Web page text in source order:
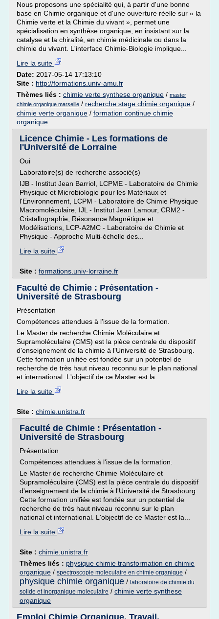
Nous proposons une spécialité qui, à partir d'une bonne
base en Chimie organique et d'une ouverture réelle sur « la
Chimie verte et la Chimie du vivant », permet une
spécialisation en synthèse organique, en insistant sur la
catalyse et la chiralité, en chimie médicinale ou dans la
chimie du vivant. L'interface Chimie-Biologie implique...
Lire la suite
Date: 2017-05-14 17:13:10
Site : http://formations.univ-amu.fr
Thèmes liés : chimie verte synthese organique / master
chimie organique marseille / recherche stage chimie organique /
chimie verte organique / formation continue chimie
organique
Licence Chimie - Les formations de
l'Université de Lorraine
Oui
Laboratoire(s) de recherche associé(s)
IJB - Institut Jean Barriol, LCPME - Laboratoire de Chimie
Physique et Microbiologie pour les Matériaux et
l'Environnement, LCPM - Laboratoire de Chimie Physique
Macromoléculaire, IJL - Institut Jean Lamour, CRM2 -
Cristallographie, Résonance Magnétique et
Modélisations, LCP-A2MC - Laboratoire de Chimie et
Physique - Approche Multi-échelle des...
Lire la suite
Site : formations.univ-lorraine.fr
Faculté de Chimie : Présentation -
Université de Strasbourg
Présentation
Compétences attendues à l'issue de la formation.
Le Master de recherche Chimie Moléculaire et
Supramoléculaire (CMS) est la pièce centrale du dispositif
d'enseignement de la chimie à l'Université de Strasbourg.
Cette formation unifiée est fondée sur un potentiel de
recherche de très haut niveau reconnu sur le plan national
et international. L'objectif de ce Master est la...
Lire la suite
Site : chimie.unistra.fr
Faculté de Chimie : Présentation -
Université de Strasbourg
Présentation
Compétences attendues à l'issue de la formation.
Le Master de recherche Chimie Moléculaire et
Supramoléculaire (CMS) est la pièce centrale du dispositif
d'enseignement de la chimie à l'Université de Strasbourg.
Cette formation unifiée est fondée sur un potentiel de
recherche de très haut niveau reconnu sur le plan
national et international. L'objectif de ce Master est la...
Lire la suite
Site : chimie.unistra.fr
Thèmes liés : physique chimie transformation en chimie
organique / spectroscopie moleculaire en chimie organique /
physique chimie organique / laboratoire de chimie du
solide et inorganique moleculaire / chimie verte synthese
organique
Emploi Chimie Organique, Travail,